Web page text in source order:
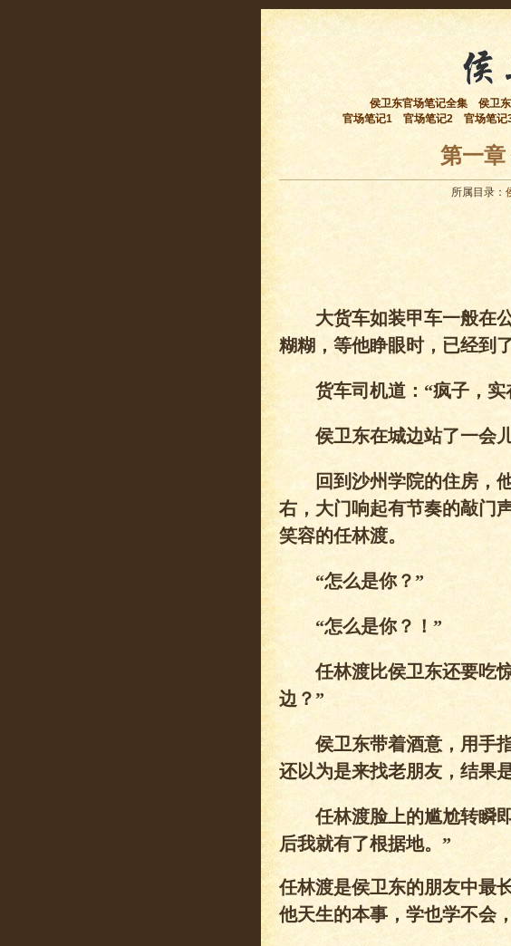
侯卫东官场笔记全集 侯卫
官场笔记1
官场笔记2 官场笔记
第一章
所属目录：
大货车如装甲车一般在公
糊糊，等他睁眼时，已经到
货车司机道：“疯子，实
侯卫东在城边站了一会儿
回到沙州学院的住房，他
右，大门响起有节奏的敲门
笑容的任林渡。
“怎么是你？”
“怎么是你？！”
任林渡比侯卫东还要吃惊
边？”
侯卫东带着酒意，用手指
还以为是来找老朋友，结果
任林渡脸上的尴尬转瞬即
后我就有了根据地。”
任林渡是侯卫东的朋友中最
他天生的本事，学也学不会